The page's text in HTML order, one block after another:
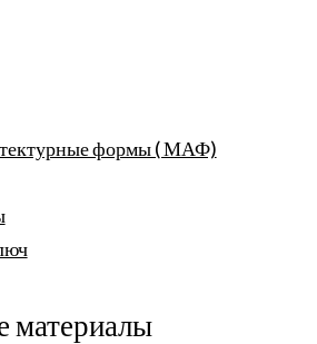
формы ( МАФ)
материалы